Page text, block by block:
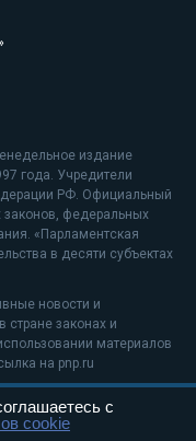
издание
года. Учредители
РФ. Официальный
законов, федеральных
«Парламентская
в десяти субъектах
новости и
законах и
материалов
на pnp.ru
рекомендательные
с
cookie